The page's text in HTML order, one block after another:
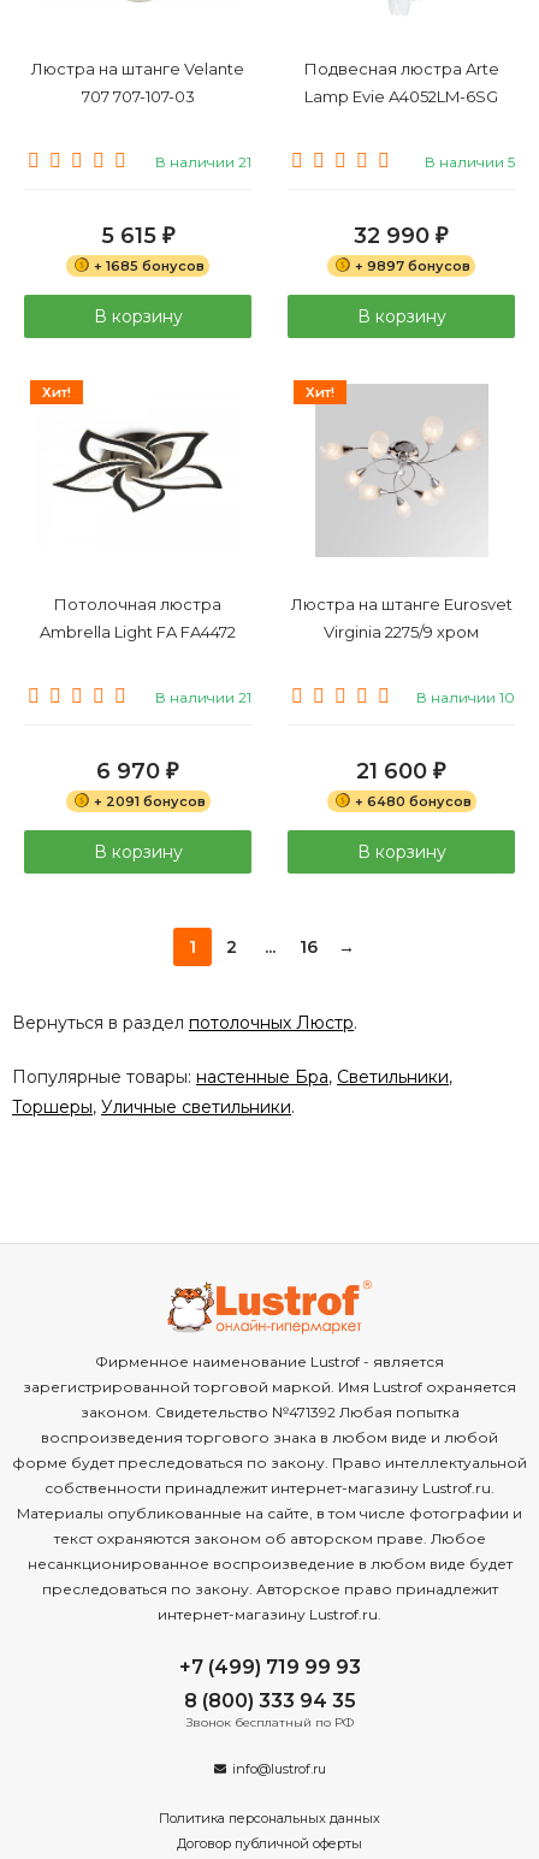
Люстра на штанге Velante
707 707-107-03
В наличии 21
5 615 ₽
+ 1685 бонусов
В корзину
Подвесная люстра Arte
Lamp Evie A4052LM-6SG
В наличии 5
32 990 ₽
+ 9897 бонусов
В корзину
Хит!
Потолочная люстра
Ambrella Light FA FA4472
В наличии 21
6 970 ₽
+ 2091 бонусов
В корзину
Хит!
Люстра на штанге Eurosvet
Virginia 2275/9 хром
В наличии 10
21 600 ₽
+ 6480 бонусов
В корзину
1 2 ... 16 →
Вернуться в раздел потолочных Люстр.
Популярные товары: настенные Бра, Светильники,
Торшеры, Уличные светильники.
Фирменное наименование Lustrof - является
зарегистрированной торговой маркой. Имя Lustrof охраняется
законом. Свидетельство №471392 Любая попытка
воспроизведения торгового знака в любом виде и любой
форме будет преследоваться по закону. Право интеллектуальной
собственности принадлежит интернет-магазину Lustrof.ru.
Материалы опубликованные на сайте, в том числе фотографии и
текст охраняются законом об авторском праве. Любое
несанкционированное воспроизведение в любом виде будет
преследоваться по закону. Авторское право принадлежит
интернет-магазину Lustrof.ru.
+7 (499) 719 99 93
8 (800) 333 94 35
Звонок бесплатный по РФ
info@lustrof.ru
Политика персональных данных
Договор публичной оферты